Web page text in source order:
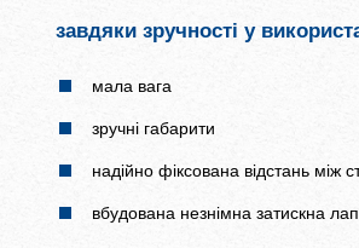
завдяки зручності у
мала вага
зручні габарити
надійно фіксована відстань між
вбудована незнімна затискна